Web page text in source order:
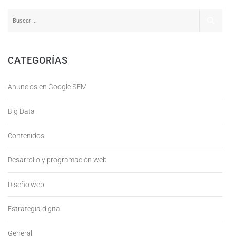
CATEGORÍAS
Anuncios en Google SEM
Big Data
Contenidos
Desarrollo y programación web
Diseño web
Estrategia digital
General